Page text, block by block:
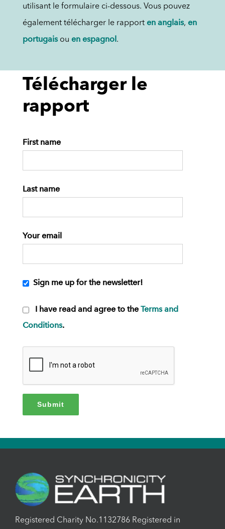
utilisant le formulaire ci-dessous. Vous pouvez
également télécharger le rapport en anglais, en
portugaisou en espagnol.
Télécharger le
rapport
First name
Last name
Your email
Sign me up for the newsletter!
I have read and agree to the Terms and
Conditions.
Registered Charity No.1132786 Registered in